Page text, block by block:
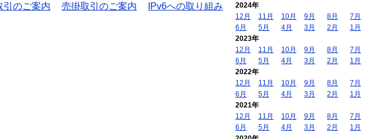
引のご案内 売掛取引のご案内
IPv6への取り組み
2024年
12月
11月 10月 9月 8月
7月
6月
5月 4月 3月 2月
1月
2023年
12月
11月 10月 9月 8月
7月
6月
5月 4月 3月 2月
1月
2022年
12月
11月 10月 9月 8月
7月
6月
5月 4月 3月 2月
1月
2021年
12月
11月 10月 9月 8月
7月
6月
5月 4月 3月 2月
1月